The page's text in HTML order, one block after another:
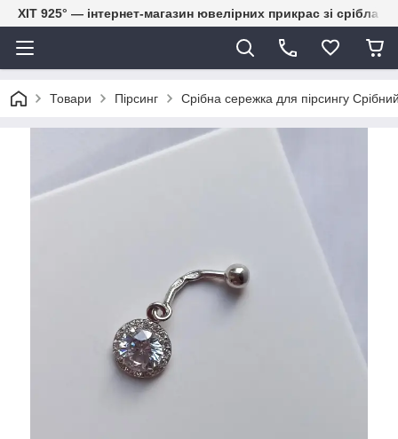
ХІТ 925° — інтернет-магазин ювелірних прикрас зі срібла
Товари Пірсинг Срібна сережка для пірсингу